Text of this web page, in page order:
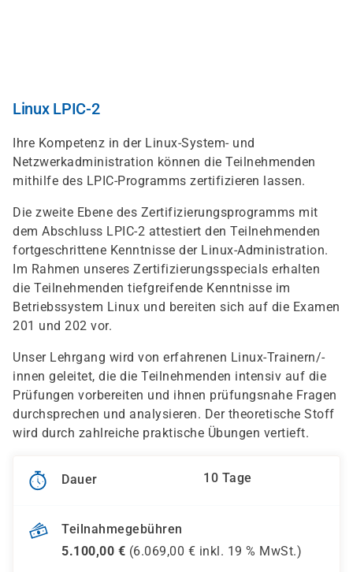
Linux LPIC-2
Ihre Kompetenz in der Linux-System- und
Netzwerkadministration können die Teilnehmenden
mithilfe des LPIC-Programms zertifizieren lassen.
Die zweite Ebene des Zertifizierungsprogramms mit
dem Abschluss LPIC-2 attestiert den Teilnehmenden
fortgeschrittene Kenntnisse der Linux-Administration.
Im Rahmen unseres Zertifizierungsspecials erhalten
die Teilnehmenden tiefgreifende Kenntnisse im
Betriebssystem Linux und bereiten sich auf die Examen
201 und 202 vor.
Unser Lehrgang wird von erfahrenen Linux-Trainern/-
innen geleitet, die die Teilnehmenden intensiv auf die
Prüfungen vorbereiten und ihnen prüfungsnahe Fragen
durchsprechen und analysieren. Der theoretische Stoff
wird durch zahlreiche praktische Übungen vertieft.
Dauer 10 Tage
Teilnahmegebühren
5.100,00 € (6.069,00 € inkl. 19 % MwSt.)